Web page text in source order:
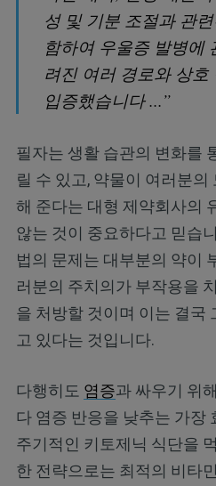
성 및 기분 조절과 관
함하여 우울증 발병에
려진 여러 경로와 상
입증했습니다 ...”
필자는 생활 습관의 변화를
릴 수 있고, 약물이 여러분의
해 준다는 대형 제약회사의
않는 것이 중요하다고 믿습
법의 문제는 대부분의 약이
러분의 주치의가 부작용을
을 처방할 것이며 이는 결국
고 있다는 것입니다.
다행히도 염증과 싸우기 위
다 염증 반응을 낮추는 가장
주기적인 키토제닉 식단을
한 전략으로는 최적의 비타